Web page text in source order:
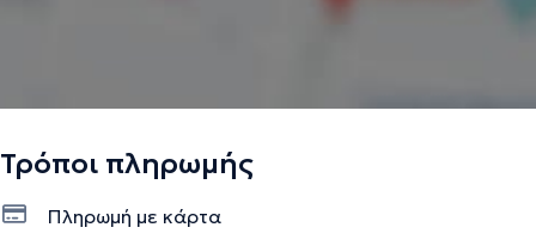
Τρόποι πληρωμής
Πληρωμή με κάρτα